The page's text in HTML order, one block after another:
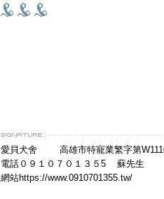
愛貝犬舍 高雄市特寵業繁
電話０９１０７０１３５5 蘇先生
網站https://www.0910701355.tw/